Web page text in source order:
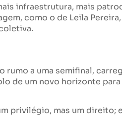
infraestrutura, mais
como o de Leila
rumo a uma semifinal,
de um novo horizonte
privilégio, mas um direito;